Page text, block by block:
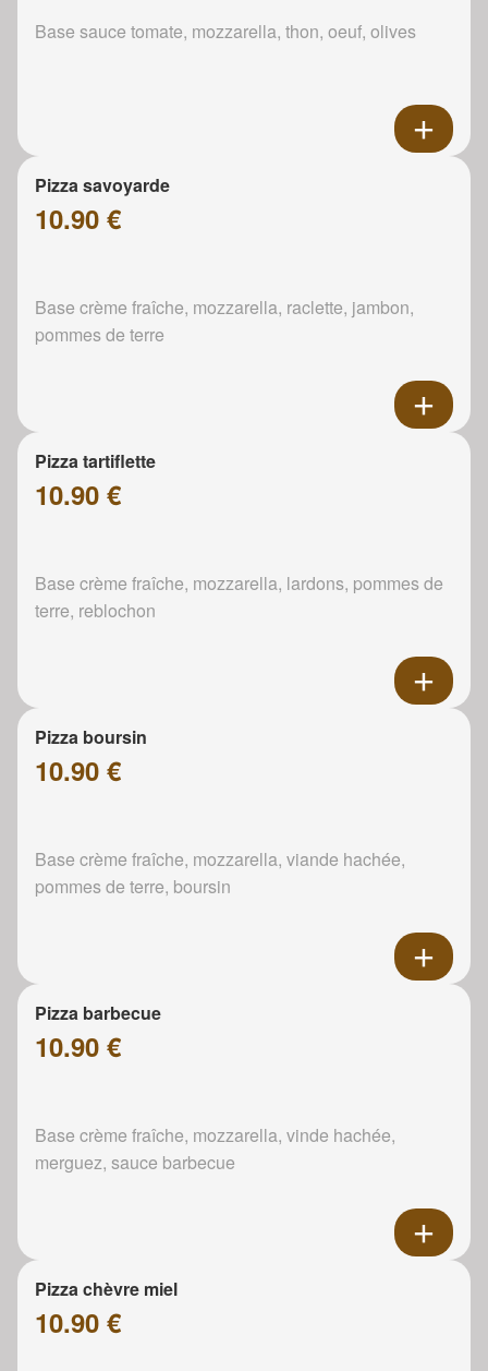
Base sauce tomate, mozzarella, thon, oeuf, olives
Pizza savoyarde
10.90 €
Base crème fraîche, mozzarella, raclette, jambon,
pommes de terre
Pizza tartiflette
10.90 €
Base crème fraîche, mozzarella, lardons, pommes de
terre, reblochon
Pizza boursin
10.90 €
Base crème fraîche, mozzarella, viande hachée,
pommes de terre, boursin
Pizza barbecue
10.90 €
Base crème fraîche, mozzarella, vinde hachée,
merguez, sauce barbecue
Pizza chèvre miel
10.90 €